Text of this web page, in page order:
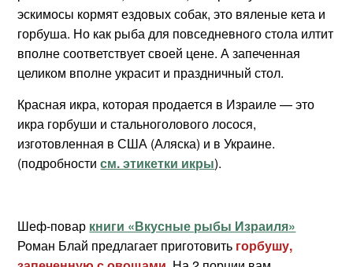
эскимосы кормят ездовых собак, это вяленые кета и
горбуша. Но как рыба для повседневного стола илтит
вполне соответствует своей цене. А запеченная
целиком вполне украсит и праздничный стол.
Красная икра, которая продается в Израиле — это
икра горбуши и стальноголового лосося,
изготовленная в США (Аляска) и в Украине.
(подробностисм. этикетки икры).
Шеф-повар книги «Вкусные рыбы Израиля»
Роман Блай предлагает приготовить горбушу,